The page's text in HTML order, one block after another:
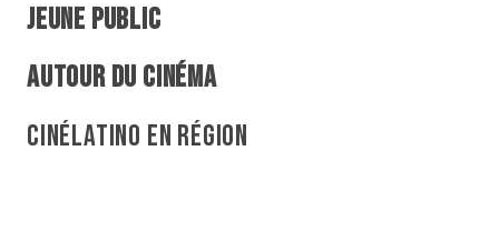
JEUNE PUBLIC
AUTOUR DU CINÉMA
CINÉLATINO EN RÉGION